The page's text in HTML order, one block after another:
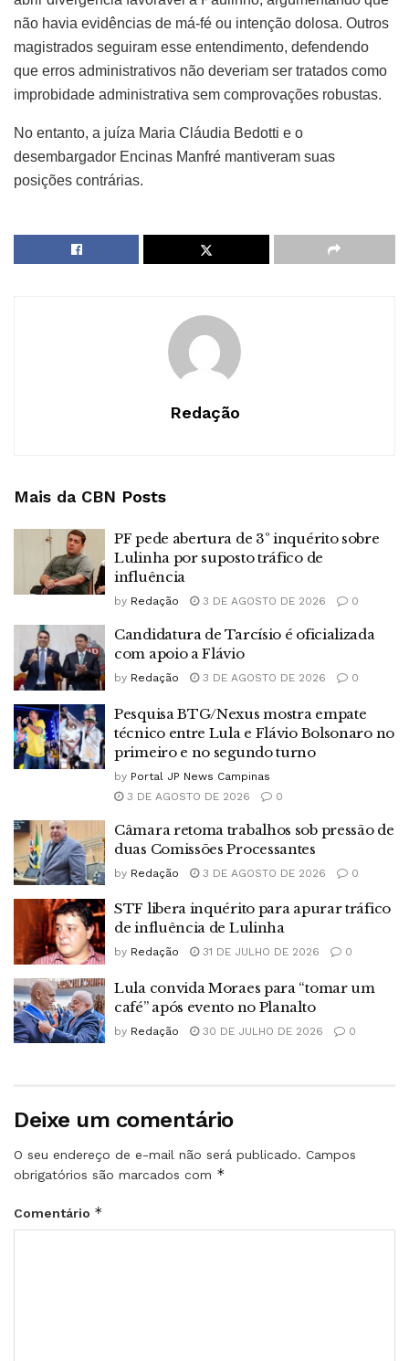
não havia evidências de má-fé ou intenção dolosa. Outros
magistrados seguiram esse entendimento, defendendo
que erros administrativos não deveriam ser tratados como
improbidade administrativa sem comprovações robustas.
No entanto, a juíza Maria Cláudia Bedotti e o
desembargador Encinas Manfré mantiveram suas
posições contrárias.
Redação
Mais da CBN Posts
PF pede abertura de 3º inquérito sobre
Lulinha por suposto tráfico de
influência
by Redação 3 DE AGOSTO DE 2026 0
Candidatura de Tarcísio é oficializada
com apoio a Flávio
by Redação 3 DE AGOSTO DE 2026 0
Pesquisa BTG/Nexus mostra empate
técnico entre Lula e Flávio Bolsonaro no
primeiro e no segundo turno
by Portal JP News Campinas
3 DE AGOSTO DE 2026
0
Câmara retoma trabalhos sob pressão de
duas Comissões Processantes
by Redação 3 DE AGOSTO DE 2026 0
STF libera inquérito para apurar tráfico
de influência de Lulinha
by Redação 31 DE JULHO DE 2026 0
Lula convida Moraes para “tomar um
café” após evento no Planalto
by Redação 30 DE JULHO DE 2026 0
Deixe um comentário
O seu endereço de e-mail não será publicado. Campos
obrigatórios são marcados com *
Comentário *